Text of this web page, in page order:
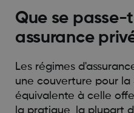
Que se
assurance
Les régimes
une couverture pour la
équivalente à celle
la pratique, la plupart